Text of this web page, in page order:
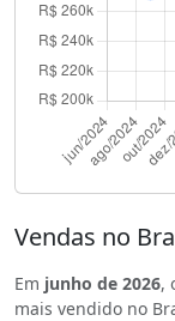
Vendas no
Em junho de 2026,
mais vendido no